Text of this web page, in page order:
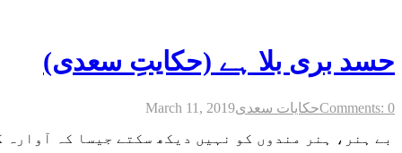
حسد بری بلا ہے (حکایتِ سعدی)
March 11, 2019حکایات سعدیComments: 0
بے ہنر، ہنر مندوں کو نہیں دیکھ سکتے جیسا کہ